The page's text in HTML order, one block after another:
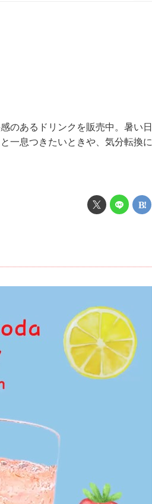
のあるドリンクを販売中。暑い日
一息つきたいときや、気分転換に